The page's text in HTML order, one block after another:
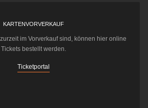
KARTENVORVERKAUF
im Vorverkauf sind, können hier online
Tickets bestellt werden.
Ticketportal